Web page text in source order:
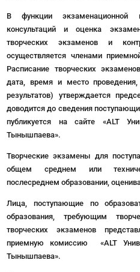
В функции экзаменационной
консультаций и оценка
творческих экзаменов и
осуществляется членами
Расписание творческих
дата, время и место проведения,
результатов) утверждается
доводится до сведения
публикуется на сайте «ALT
Тынышпаева».
Творческие экзамены для
общем среднем или
послесреднем образовании,
Лица, поступающие по
образования, требующим
творческих экзаменов
приемную комиссию «ALT
Тынышпаева».